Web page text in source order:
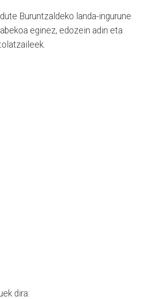
Buruntzaldeko landa-ingurune
eginez, edozein adin eta
dira: